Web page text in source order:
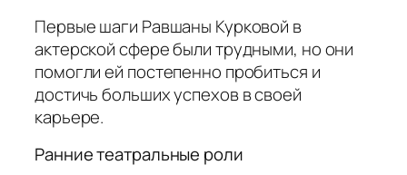
Первые шаги Равшаны Курковой в
актерской сфере были трудными, но они
помогли ей постепенно пробиться и
достичь больших успехов в своей
карьере.
Ранние театральные роли